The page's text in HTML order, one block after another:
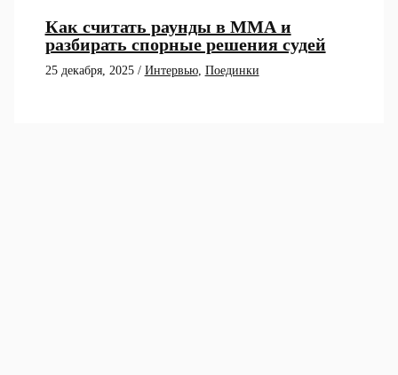
Как считать раунды в ММА и
разбирать спорные решения судей
25 декабря, 2025 / Интервью, Поединки